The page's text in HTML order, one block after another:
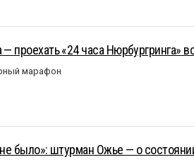
проехать «24 часа Нюрбургринга»
марафон
не было»: штурман Ожье — о